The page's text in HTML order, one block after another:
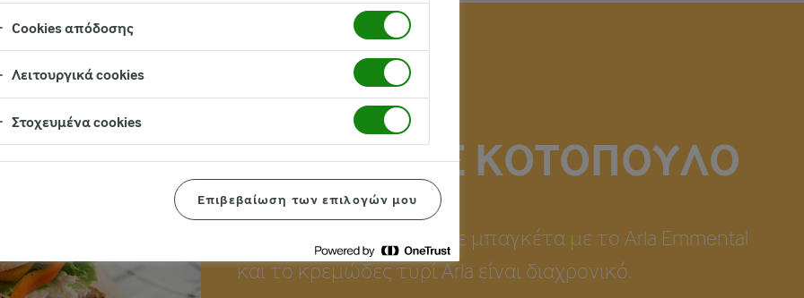
Προτεινόμενη συνταγή 1
ΣΆΝΤΟΥΙΤΣ ΚΟΤΌΠΟΥΛΟ
Το κλασικό σάντουιτς με μπαγκέτα με το Arla Emmental
και το κρεμώδες τυρί Arla είναι διαχρονικό.
Cookies απόδοσης
Λειτουργικά cookies
Στοχευμένα cookies
Επιβεβαίωση των επιλογών μου